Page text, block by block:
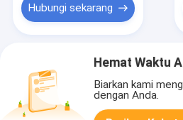
Hubungi sekarang
Hemat Waktu
Biarkan kami
dengan Anda.